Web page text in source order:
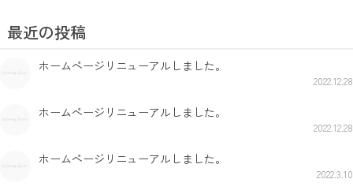
最近の投稿
ホームページリニューアルしました。
2022.12.28
ホームページリニューアルしました。
2022.12.28
ホームページリニューアルしました。
2022.3.10